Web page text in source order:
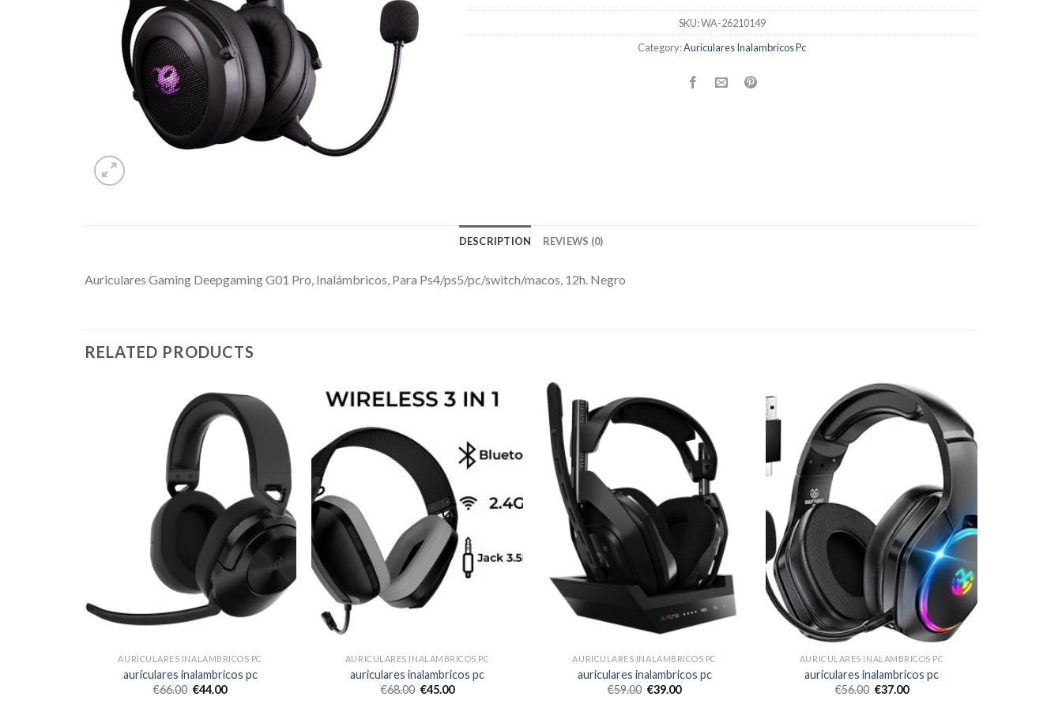
SKU:WA-26210149
Category:Auriculares Inalambricos Pc
DESCRIPTION REVIEWS (0)
Auriculares Gaming Deepgaming G01 Pro, Inalámbricos, Para Ps4/ps5/pc/switch/macos, 12h. Negro
RELATED PRODUCTS
AURICULARES INALAMBRICOS PC
auriculares inalambricos pc
€66.00 €44.00
AURICULARES INALAMBRICOS PC
auriculares inalambricos pc
€68.00 €45.00
AURICULARES INALAMBRICOS PC
auriculares inalambricos pc
€59.00 €39.00
AURICULARES INALAMBRICOS PC
auriculares inalambricos pc
€56.00 €37.00